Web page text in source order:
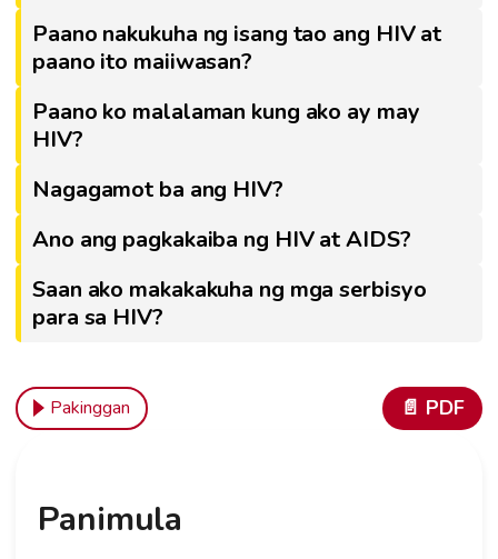
Paano nakukuha ng isang tao ang HIV at
paano ito maiiwasan?
Paano ko malalaman kung ako ay may
HIV?
Nagagamot ba ang HIV?
Ano ang pagkakaiba ng HIV at AIDS?
Saan ako makakakuha ng mga serbisyo
para sa HIV?
Pakinggan 📄 PDF
Panimula